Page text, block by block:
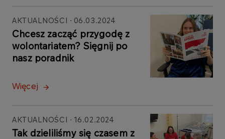
AKTUALNOŚCI 06.03.2024
Chcesz zacząć przygodę z
wolontariatem? Sięgnij po
nasz poradnik
Więcej
AKTUALNOŚCI 16.02.2024
Tak dzieliliśmy się czasem z